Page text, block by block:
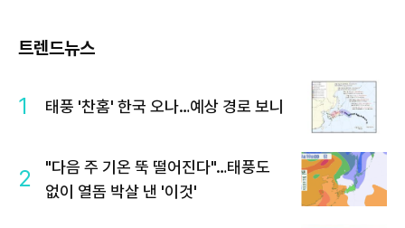
트렌드뉴스
1 태풍 '찬홈' 한국 오나…예상 경로 보니
2
"다음 주 기온 뚝 떨어진다"…태풍도
없이 열돔 박살 낸 '이것'